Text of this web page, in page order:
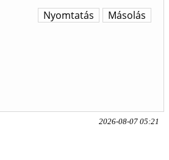
Másolás
Nyomtatás
2026-08-07 05:21